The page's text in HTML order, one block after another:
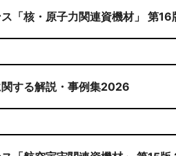
「核・原子力関連資機材」 第
する解説・事例集2026